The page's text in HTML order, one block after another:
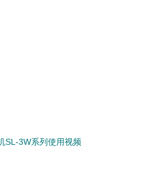
SL-3W系列使用视频